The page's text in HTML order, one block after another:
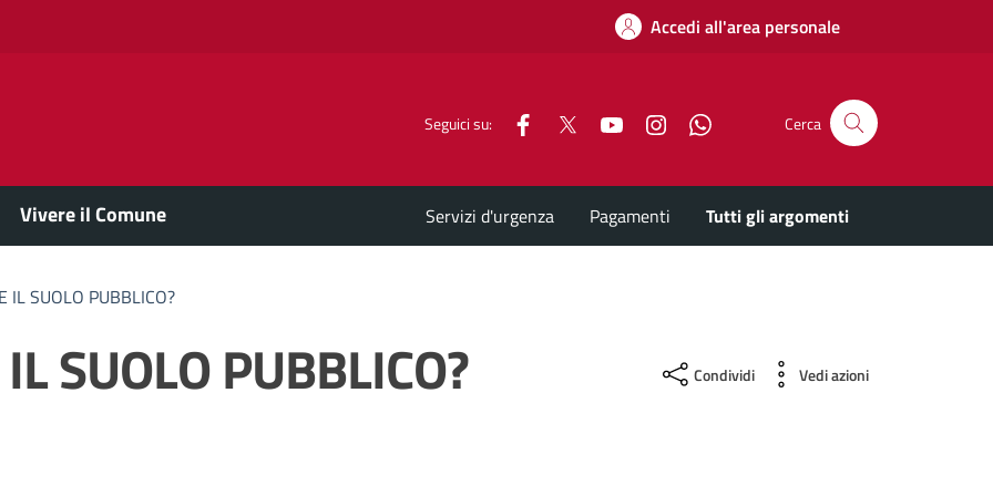
Accedi all'area personale
Seguici su: Facebook YouTubeInstagramWhatsappCerca
Vivere il Comune Servizi d'urgenza Pagamenti Tutti gli argomenti
IL SUOLO PUBBLICO?
SUOLO PUBBLICO? Condividi Vedi azioni